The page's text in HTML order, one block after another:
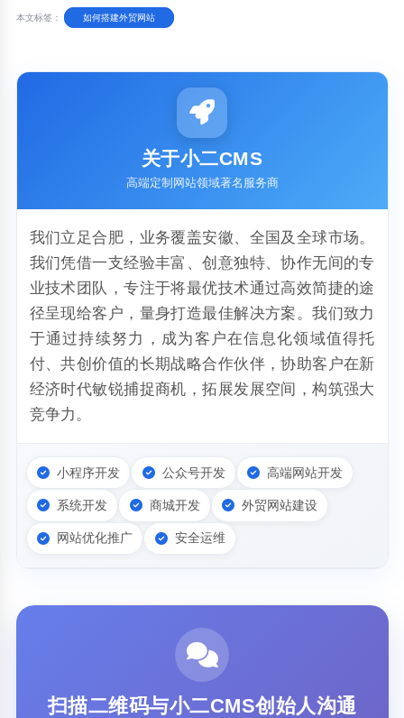
本文标签： 如何搭建外贸网站
关于小二CMS
高端定制网站领域著名服务商
我们立足合肥，业务覆盖安徽、全国及全球市场。
我们凭借一支经验丰富、创意独特、协作无间的专
业技术团队，专注于将最优技术通过高效简捷的途
径呈现给客户，量身打造最佳解决方案。我们致力
于通过持续努力，成为客户在信息化领域值得托
付、共创价值的长期战略合作伙伴，协助客户在新
经济时代敏锐捕捉商机，拓展发展空间，构筑强大
竞争力。
小程序开发 公众号开发 高端网站开发
系统开发 商城开发 外贸网站建设
网站优化推广 安全运维
扫描二维码与小二CMS创始人沟通